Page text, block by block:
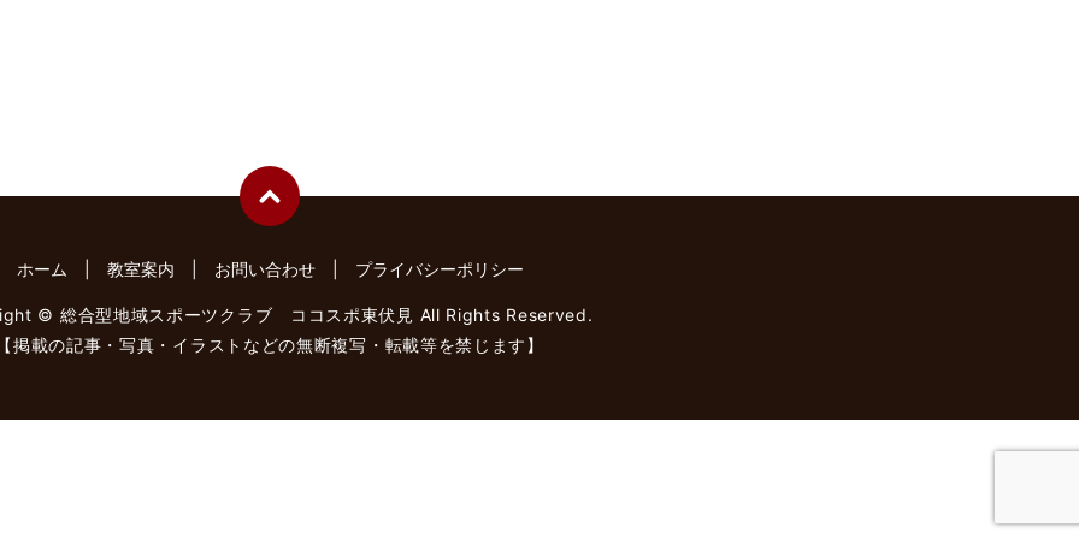
ホーム 教室案内 お問い合わせ プライバシーポリシー
© 総合型地域スポーツクラブ ココスポ東伏見 All Rights Reserved.
掲載の記事・写真・イラストなどの無断複写・転載等を禁じます】